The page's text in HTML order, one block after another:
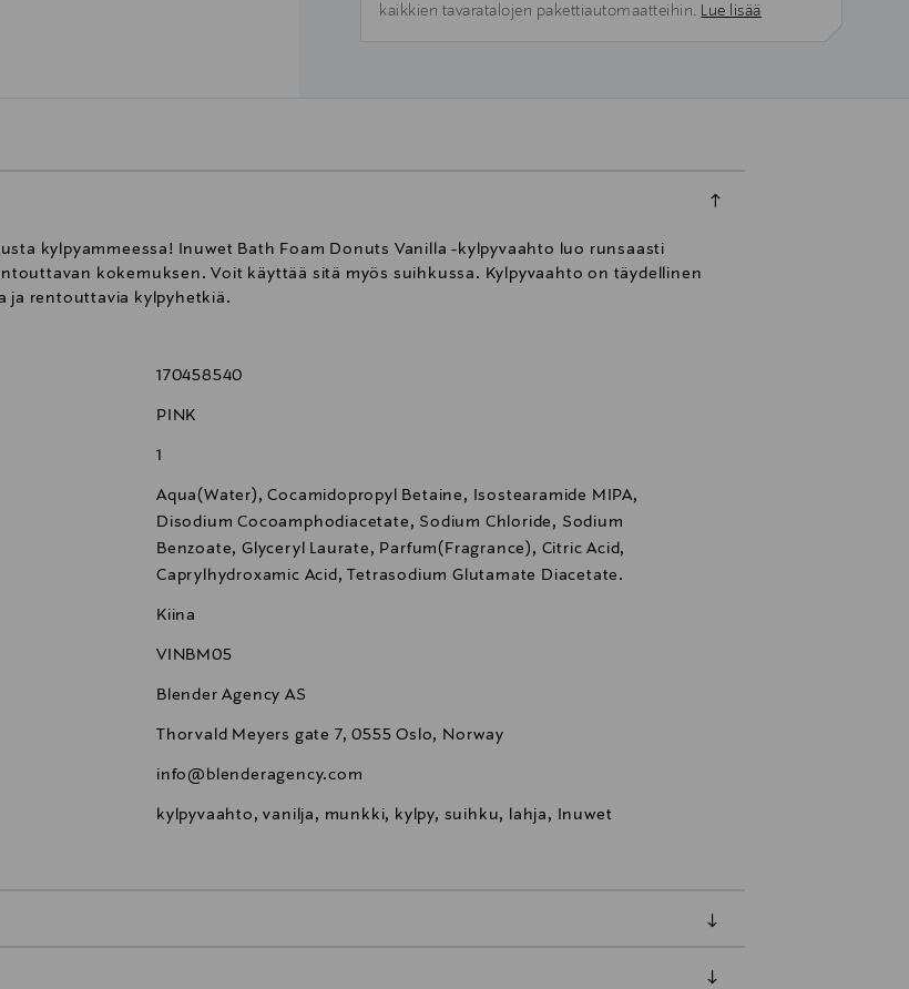
kaikkien tavaratalojen pakettiautomaatteihin. Lue lisää
kylpyammeessa! Inuwet Bath Foam Donuts Vanilla -kylpyvaahto luo runsaasti
kokemuksen. Voit käyttää sitä myös suihkussa. Kylpyvaahto on täydellinen
ja rentouttavia kylpyhetkiä.
170458540
PINK
1
Aqua(Water), Cocamidopropyl Betaine, Isostearamide MIPA,
Disodium Cocoamphodiacetate, Sodium Chloride, Sodium
Benzoate, Glyceryl Laurate, Parfum(Fragrance), Citric Acid,
Caprylhydroxamic Acid, Tetrasodium Glutamate Diacetate.
Kiina
VINBM05
Blender Agency AS
Thorvald Meyers gate 7, 0555 Oslo, Norway
info@blenderagency.com
kylpyvaahto, vanilja, munkki, kylpy, suihku, lahja, Inuwet